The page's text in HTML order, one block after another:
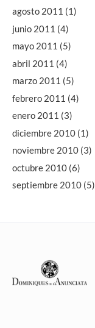
agosto 2011 (1)
junio 2011 (4)
mayo 2011 (5)
abril 2011 (4)
marzo 2011 (5)
febrero 2011 (4)
enero 2011 (3)
diciembre 2010 (1)
noviembre 2010 (3)
octubre 2010 (6)
septiembre 2010 (5)